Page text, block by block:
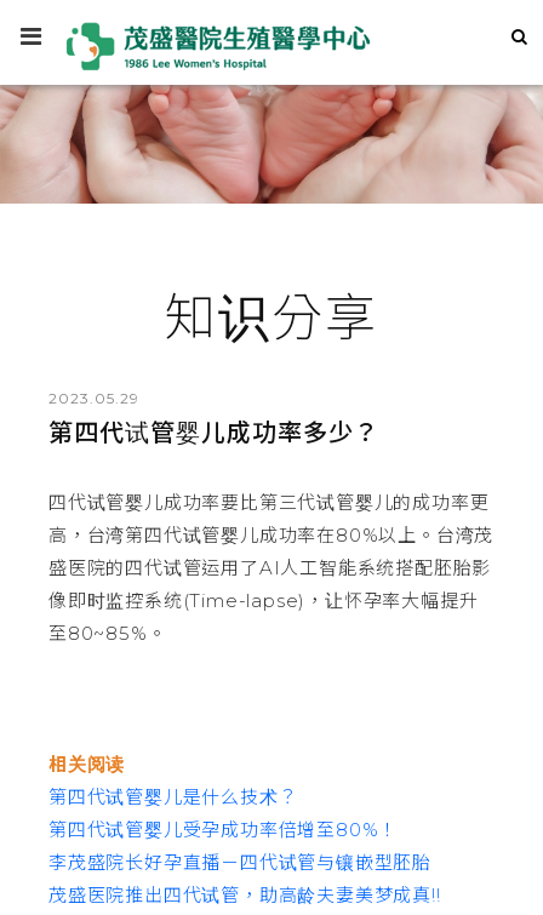
知识分享
2023.05.29
第四代试管婴儿成功率多少？
四代试管婴儿成功率要比第三代试管婴儿的成功率更
高，台湾第四代试管婴儿成功率在80%以上。台湾茂
盛医院的四代试管运用了AI人工智能系统搭配胚胎影
像即时监控系统(Time-lapse)，让怀孕率大幅提升
至80~85%。
相关阅读
第四代试管婴儿是什么技术？
第四代试管婴儿受孕成功率倍增至80%！
李茂盛院长好孕直播－四代试管与镶嵌型胚胎
茂盛医院推出四代试管，助高龄夫妻美梦成真!!